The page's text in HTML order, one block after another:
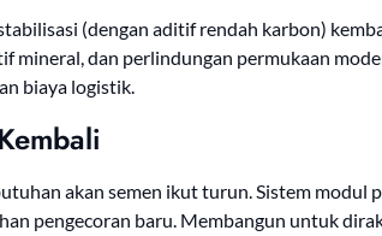
(dengan aditif rendah karbon)
dan perlindungan permukaan
biaya logistik.
akan semen ikut turun. Sistem modul
pengecoran baru. Membangun untuk